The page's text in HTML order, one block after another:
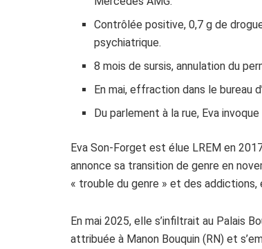
Contrôlée positive, 0,7 g de
psychiatrique.
8 mois de sursis, annulation du
En mai, effraction dans le bureau
Du parlement à la rue, Eva
Eva Son-Forget est élue LREM en
annonce sa transition de genre en
« trouble du genre » et des addictions,
En mai 2025, elle s’infiltrait au Palais
attribuée à Manon Bouquin (RN) et